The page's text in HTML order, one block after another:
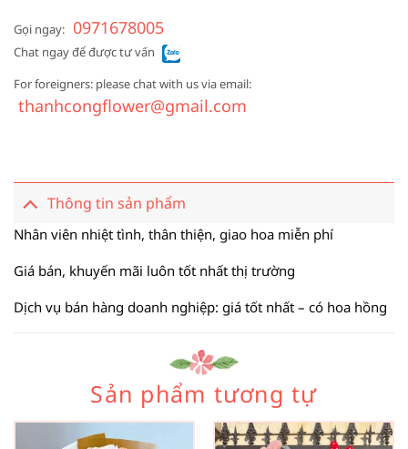
Gọi ngay: 0971678005
Chat ngay để được tư vấn
For foreigners: please chat with us via email:
thanhcongflower@gmail.com
Thông tin sản phẩm
Nhân viên nhiệt tình, thân thiện, giao hoa miễn phí
Giá bán, khuyến mãi luôn tốt nhất thị trường
Dịch vụ bán hàng doanh nghiệp: giá tốt nhất – có hoa hồng
Sản phẩm tương tự